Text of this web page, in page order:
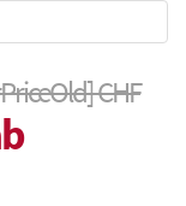
CHF